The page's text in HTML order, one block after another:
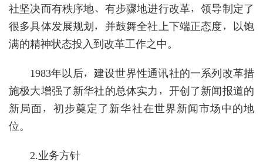
社坚决而有秩序地、有步骤地进行改革，领导制定了
很多具体发展规划，并鼓舞全社上下端正态度，以饱
满的精神状态投入到改革工作之中。
1983年以后，建设世界性通讯社的一系列改革措
施极大增强了新华社的总体实力，开创了新闻报道的
新局面，初步奠定了新华社在世界新闻市场中的地
位。
2.业务方针